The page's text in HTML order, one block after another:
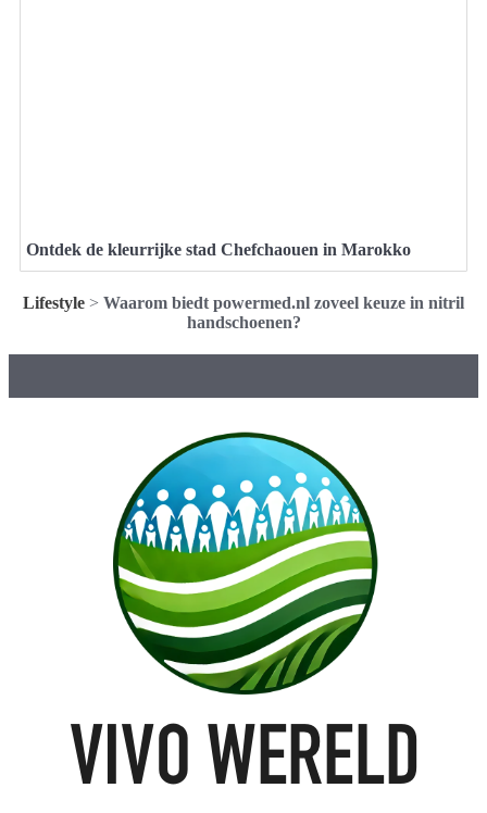
Ontdek de kleurrijke stad Chefchaouen in Marokko
Lifestyle > Waarom biedt powermed.nl zoveel keuze in nitril
handschoenen?